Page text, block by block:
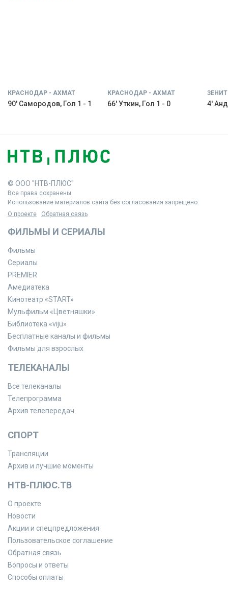
КРАСНОДАР - АХМАТ
90' Самородов, Гол 1 - 1
КРАСНОДАР - АХМАТ
66' Уткин, Гол 1 - 0 4'
© ООО "НТВ-ПЛЮС"
Все права сохранены.
Использование материалов сайта без согласования запрещено.
О проекте
Обратная связь
ФИЛЬМЫ И СЕРИАЛЫ
Фильмы
Сериалы
PREMIER
Амедиатека
Кинотеатр «START»
Мульфильм «Цветняшки»
Библиотека «viju»
Бесплатные каналы и фильмы
Фильмы для взрослых
ТЕЛЕКАНАЛЫ
Все телеканалы
Телепрограмма
Архив телепередач
СПОРТ
Трансляции
Архив и лучшие моменты
НТВ-ПЛЮС.ТВ
О проекте
Новости
Акции и спецпредложения
Пользовательское соглашение
Обратная связь
Вопросы и ответы
Способы оплаты